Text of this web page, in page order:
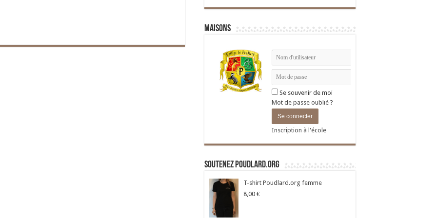
Maisons
Se souvenir de moi
Mot de passe oublié ?
Inscription à l'école
Soutenez Poudlard.org
T-shirt Poudlard.org femme
8,00 €